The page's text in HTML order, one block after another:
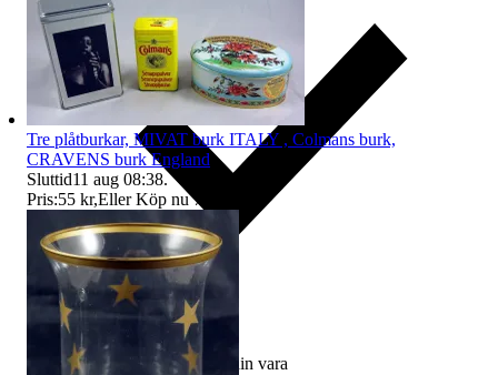
Ersättning om du inte får din vara
Tre plåtburkar, MIVAT burk ITALY , Colmans burk,
CRAVENS burk England
Sluttid11 aug 08:38.
Pris:55 kr,Eller Köp nu 70 kr